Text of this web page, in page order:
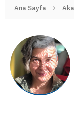
Ana Sayfa